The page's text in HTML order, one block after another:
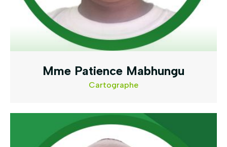
Mme Patience Mabhungu
Cartographe